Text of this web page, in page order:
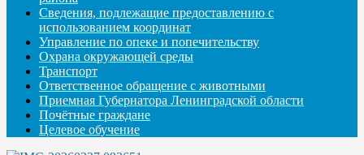
Сведения, подлежащие предоставлению с
использованием координат
Управление по опеке и попечительству
Охрана окружающей среды
Транспорт
Ответственное обращение с животными
Приемная Губернатора Ленинградской области
Почётные граждане
Целевое обучение